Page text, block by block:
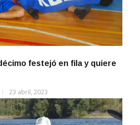
festejó en fila y quiere
23 abril, 2023